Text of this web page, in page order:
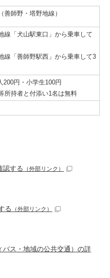
善師野・塔野地線）
線「犬山駅東口」から乗車して
線「善師野駅西」から乗車して3
200円・小学生100円
所持者と付添い1名は無料
認する （外部リンク）
る （外部リンク）
ス・地域の公共交通）の詳